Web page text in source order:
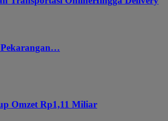
Pekarangan…
Omzet Rp1,11 Miliar